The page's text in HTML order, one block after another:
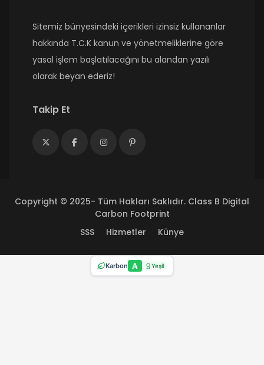
Sitemiz bünyesindeki içerikleri izinsiz kullananlar
hakkında T.C.K kanun ve yönetmeliklerine göre
yasal işlem başlatılacağını bu alandan yazılı
olarak beyan ederiz!
Takip Et
Copyright © 2025- Tüm Hakları Saklıdır. Class B Digital
Carbon Footprint
SSS
Hizmetler Künye
Karbon A Yeşil